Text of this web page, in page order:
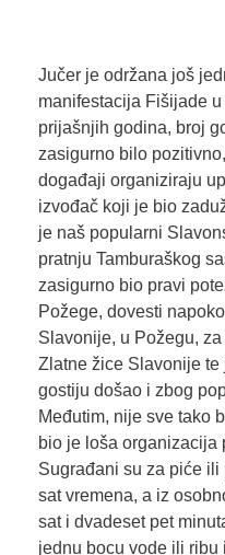
Jučer je održana još
manifestacija Fišijade
prijašnjih godina, broj
zasigurno bilo
događaji organiziraju
izvođač koji je bio
je naš popularni
pratnju Tamburaškog
zasigurno bio pravi
Požege, dovesti
Slavonije, u Požegu,
Zlatne žice Slavonije
gostiju došao i zbog
Međutim, nije sve tako
bio je loša organizacija
Sugrađani su za piće
sat vremena, a iz
sat i dvadeset pet
jednu bocu vode ili ribu